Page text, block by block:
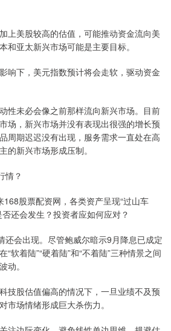
美股较高的估值，可能推动资金流向美
和亚太新兴市场可能是主要目标。
下，美元指数预计将会走软，驱动资金
未必会像之前那样流向新兴市场。目前
场，新兴市场并没有表现出很强的增长预
周期迟迟没有出现，服务需求一直处在高
的新兴市场形成压制。
情？
股票配资网，各类资产呈现“过山车
还会发生？投资者应如何应对？
会出现。尽管鲍威尔暗示9月降息已成定
软着陆”“硬着陆”和“不着陆”三种情景之间
动。
股估值偏高的情况下，一旦业绩不及预
市场情绪形成巨大杀伤力。